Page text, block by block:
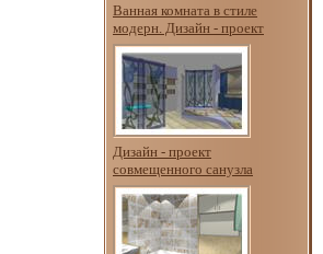
Ванная комната в стиле
модерн. Дизайн - проект
Дизайн - проект
совмещенного санузла